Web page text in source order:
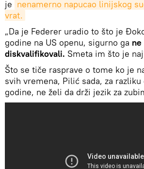
je nenamerno napucao linijskog
vrat.
„Da je Federer uradio to što je
godine na US openu, sigurno ga ne
diskvalifikovali. Smeta im što je
Što se tiče rasprave o tome ko je
svih vremena, Pilić sada, za razliku
godine, ne želi da drži jezik za